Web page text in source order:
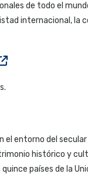
de todo el
internacional, la
entorno del
histórico y
países de la